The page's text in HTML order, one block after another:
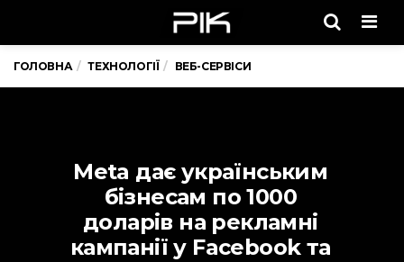
ГОЛОВНА ТЕХНОЛОГІЇ ВЕБ-СЕРВІСИ
Meta дає українським
бізнесам по 1000
доларів на рекламні
кампанії у Facebook та